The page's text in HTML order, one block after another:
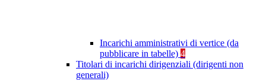
Incarichi amministrativi di vertice (da
pubblicare in tabelle) 4
Titolari di incarichi dirigenziali (dirigenti non
generali)